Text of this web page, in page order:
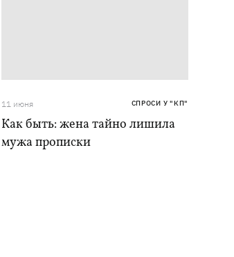
11 июня СПРОСИ У "КП"
Как быть: жена тайно лишила
мужа прописки